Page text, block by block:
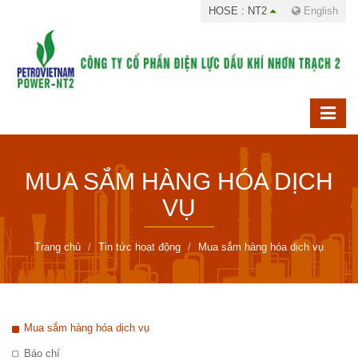
HOSE : NT2 English
MUA SẮM HÀNG HÓA DỊCH
VỤ
Trang chủ Tin tức hoạt động Mua sắm hàng hóa dịch vụ
Mua sắm hàng hóa dịch vụ
Báo chí